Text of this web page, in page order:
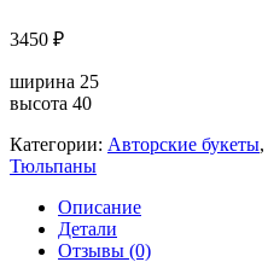
3450 ₽
ширина 25
высота 40
Категории: Авторские букеты,
Тюльпаны
Описание
Детали
Отзывы (0)